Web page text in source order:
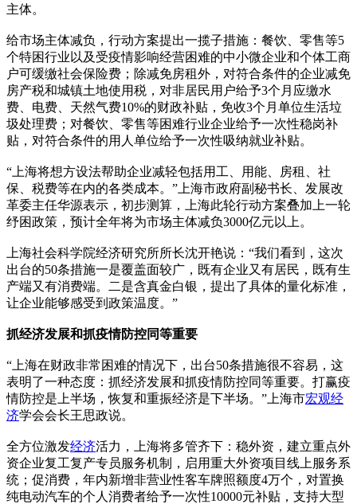
主体。
给市场主体减负，行动方案提出一揽子措施：餐饮、零售等5
个特困行业以及受疫情影响经营困难的中小微企业和个体工商
户可缓缴社会保险费；除减免房租外，对符合条件的企业减免
房产税和城镇土地使用税，对非居民用户给予3个月应缴水
费、电费、天然气费10%的财政补贴，免收3个月单位生活垃
圾处理费；对餐饮、零售等困难行业企业给予一次性稳岗补
贴，对符合条件的用人单位给予一次性吸纳就业补贴。
“上海将想方设法帮助企业减轻包括用工、用能、房租、社
保、税费等在内的各类成本。”上海市政府副秘书长、发展改
革委主任华源表示，初步测算，上海此轮行动方案叠加上一轮
纾困政策，预计全年将为市场主体减负3000亿元以上。
上海社会科学院经济研究所所长沈开艳说：“我们看到，这次
出台的50条措施一是覆盖面较广，既有企业又有居民，既有生
产端又有消费端。二是含真金白银，提出了具体的量化标准，
让企业能够感受到政策温度。”
抓经济发展和抓疫情防控同等重要
“上海在财政非常困难的情况下，出台50条措施很不容易，这
表明了一种态度：抓经济发展和抓疫情防控同等重要。打赢疫
情防控是上半场，恢复和重振经济是下半场。”上海市宏观经
济学会会长王思政说。
全方位激发经济活力，上海将多管齐下：稳外资，建立重点外
资企业复工复产专员服务机制，启用重大外资项目线上服务系
统；促消费，年内新增非营业性客车牌照额度4万个，对置换
纯电动汽车的个人消费者给予一次性10000元补贴，支持大型